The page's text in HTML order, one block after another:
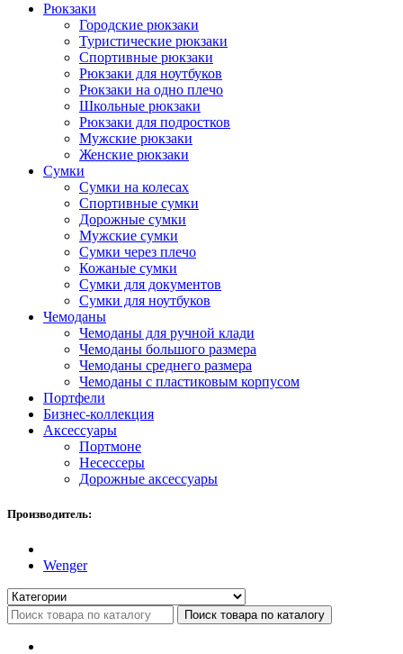
Рюкзаки
Городские рюкзаки
Туристические рюкзаки
Спортивные рюкзаки
Рюкзаки для ноутбуков
Рюкзаки на одно плечо
Школьные рюкзаки
Рюкзаки для подростков
Мужские рюкзаки
Женские рюкзаки
Сумки
Сумки на колесах
Спортивные сумки
Дорожные сумки
Мужские сумки
Сумки через плечо
Кожаные сумки
Сумки для документов
Сумки для ноутбуков
Чемоданы
Чемоданы для ручной клади
Чемоданы большого размера
Чемоданы среднего размера
Чемоданы с пластиковым корпусом
Портфели
Бизнес-коллекция
Аксессуары
Портмоне
Несессеры
Дорожные аксессуары
Производитель:
Wenger
Поиск товара по каталогу